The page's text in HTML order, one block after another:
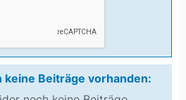
keine Beiträge vorhanden: